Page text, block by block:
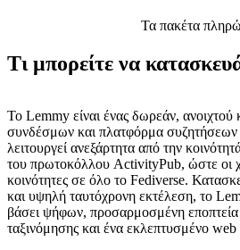
Τα πακέτα
Τι μπορείτε να
Το Lemmy είναι ένας δωρεάν,
συνδέσμων και πλατφόρμα
λειτουργεί ανεξάρτητα από την
του πρωτοκόλλου ActivityPub, ώστε οι
κοινότητες σε όλο το Fediverse.
και υψηλή ταυτόχρονη εκτέλεση, το
βάσει ψήφων, προσαρμοσμένη
ταξινόμησης και ένα εκλεπτυσμένο